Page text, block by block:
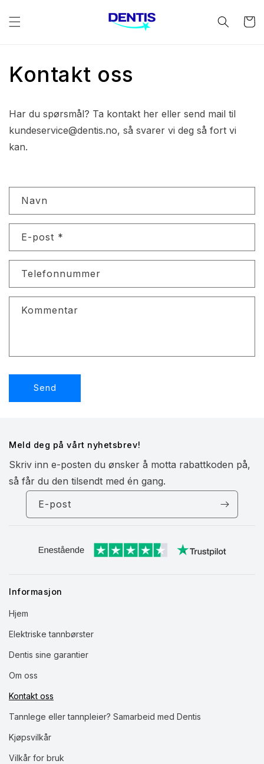
innholdet
Kontakt oss
Har du spørsmål? Ta kontakt her eller send mail til
kundeservice@dentis.no, så svarer vi deg så fort vi
kan.
k
s
a
Navn
E-post *
Telefonnummer
Kommentar
Send
Meld deg på vårt nyhetsbrev!
Skriv inn e-posten du ønsker å motta rabattkoden på,
så får du den tilsendt med én gang.
E-post
Informasjon
Hjem
Elektriske tannbørster
Dentis sine garantier
Om oss
Kontakt oss
Tannlege eller tannpleier? Samarbeid med Dentis
Kjøpsvilkår
Vilkår for bruk